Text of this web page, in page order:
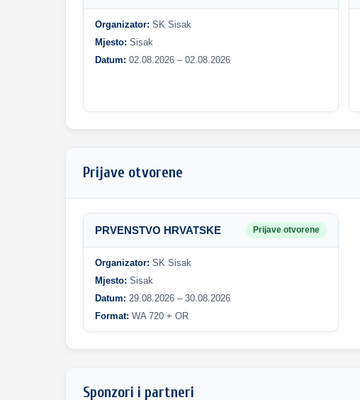
Organizator: SK Sisak
Mjesto: Sisak
Datum: 02.08.2026 – 02.08.2026
Prijave otvorene
PRVENSTVO HRVATSKE Prijave otvorene
Organizator: SK Sisak
Mjesto: Sisak
Datum: 29.08.2026 – 30.08.2026
Format: WA 720 + OR
Sponzori i partneri